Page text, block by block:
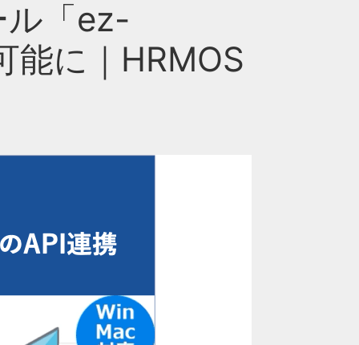
ル「ez-
能に｜HRMOS